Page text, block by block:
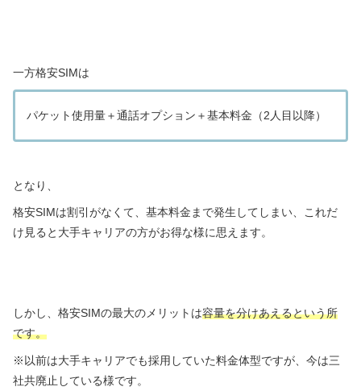
一方格安SIMは
パケット使用量＋通話オプション＋基本料金（2人目以降）
となり、
格安SIMは割引がなくて、基本料金まで発生してしまい、これだ
け見ると大手キャリアの方がお得な様に思えます。
しかし、格安SIMの最大のメリットは容量を分けあえるという所
です。
※以前は大手キャリアでも採用していた料金体型ですが、今は三
社共廃止している様です。